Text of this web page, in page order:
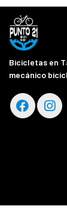
Bicicletas en
mecánico